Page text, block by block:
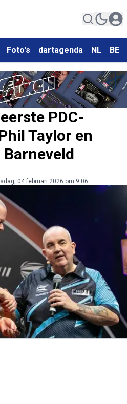
Foto's dartagenda NL BE
PDC-
Taylor en
Barneveld
04 februari 2026 om 9:06